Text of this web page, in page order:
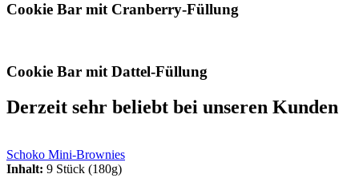
Cookie Bar mit Cranberry-Füllung
Cookie Bar mit Dattel-Füllung
Derzeit sehr beliebt bei unseren Kunden
Schoko Mini-Brownies
Inhalt: 9 Stück (180g)